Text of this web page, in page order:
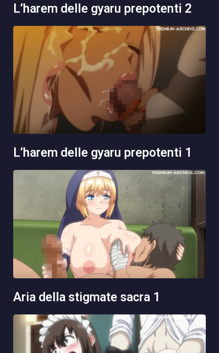
l’harem delle gyaru prepotenti 2
l’harem delle gyaru prepotenti 1
aria della stigmate sacra 1